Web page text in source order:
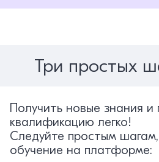
Три простых
Получить новые знания и
квалификацию легко!
Следуйте простым
обучение на платформе: